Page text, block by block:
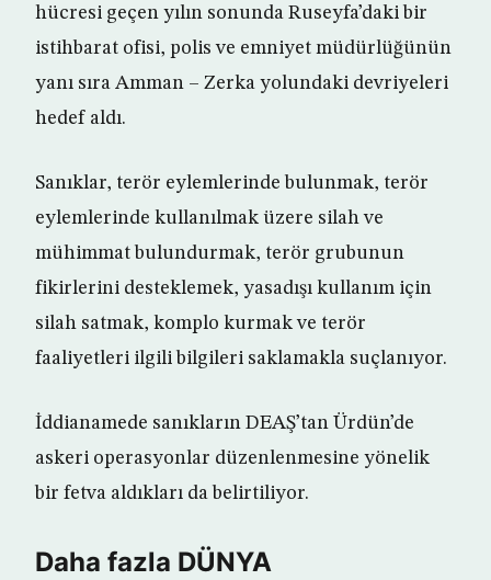
hücresi geçen yılın sonunda Ruseyfa’daki bir
istihbarat ofisi, polis ve emniyet müdürlüğünün
yanı sıra Amman – Zerka yolundaki devriyeleri
hedef aldı.
Sanıklar, terör eylemlerinde bulunmak, terör
eylemlerinde kullanılmak üzere silah ve
mühimmat bulundurmak, terör grubunun
fikirlerini desteklemek, yasadışı kullanım için
silah satmak, komplo kurmak ve terör
faaliyetleri ilgili bilgileri saklamakla suçlanıyor.
İddianamede sanıkların DEAŞ’tan Ürdün’de
askeri operasyonlar düzenlenmesine yönelik
bir fetva aldıkları da belirtiliyor.
Daha fazla DÜNYA